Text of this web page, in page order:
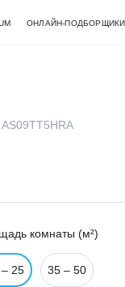
ОНЛАЙН-ПОДБОРЩИКИ
комнаты (м²)
25 35 – 50